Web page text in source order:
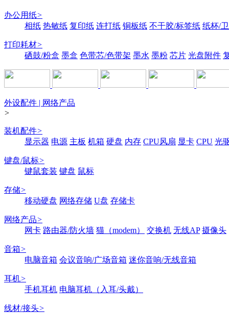
办公用纸>
相纸 热敏纸 复印纸 连打纸 铜板纸 不干胶/标签纸 纸杯/
打印耗材>
硒鼓/粉盒 墨盒 色带芯/色带架 墨水 墨粉 芯片 光盘附件
外设配件 | 网络产品
>
装机配件>
显示器 电源 主板 机箱 硬盘 内存 CPU风扇 显卡 CPU 光
键盘/鼠标>
键鼠套装 键盘 鼠标
存储>
移动硬盘 网络存储 U盘 存储卡
网络产品>
网卡 路由器/防火墙 猫（modem） 交换机 无线AP 摄像头
音箱>
电脑音箱 会议音响/广场音箱 迷你音响/无线音箱
耳机>
手机耳机 电脑耳机（入耳/头戴）
线材/接头>